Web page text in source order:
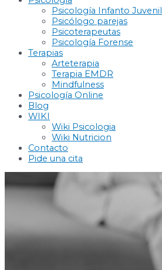
Psicología Infanto Juvenil
Psicólogo parejas
Psicoterapeutas
Psicología Forense
Terapias
Arteterapia
Terapia EMDR
Mindfulness
Psicología Online
Blog
WIKI
Wiki Psicologia
Wiki Nutricion
Contacto
Pide una cita